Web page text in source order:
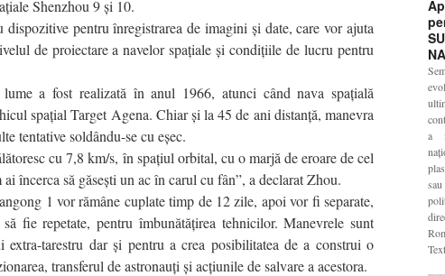
Shenzhou 9 şi 10.
dispozitive pentru înregistrarea de imagini şi date, care vor ajuta
de proiectare a navelor spaţiale şi condiţiile de lucru pentru
a fost realizată în anul 1966, atunci când nava spaţială
spaţial Target Agena. Chiar şi la 45 de ani distanţă, manevra
tentative soldându-se cu eşec.
cu 7,8 km/s, în spaţiul orbital, cu o marjă de eroare de cel
încerca să găseşti un ac în carul cu fân”, a declarat Zhou.
1 vor rămâne cuplate timp de 12 zile, apoi vor fi separate,
fie repetate, pentru îmbunătăţirea tehnicilor. Manevrele sunt
extra-tarestru dar şi pentru a crea posibilitatea de a construi o
transferul de astronauţi şi acţiunile de salvare a acestora.
a